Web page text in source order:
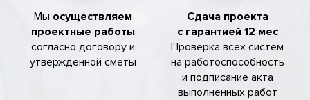
Мы осуществляем
проектные работы
согласно договору и
утвержденной сметы
Сдача проекта
с гарантией 12 мес
Проверка всех систем
на работоспособность
и подписание акта
выполненных работ